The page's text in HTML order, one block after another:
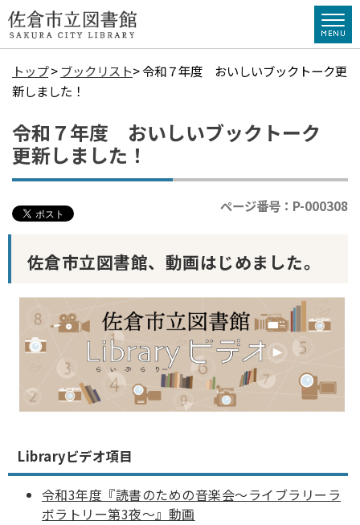
トップ> ブックリスト> 令和７年度 おいしいブックトーク更
新しました！
令和７年度 おいしいブックトーク
更新しました！
ページ番号：P-000308
佐倉市立図書館、動画はじめました。
Libraryビデオ項目
令和3年度『読書のための音楽会～ライブラリーラ
ボラトリー第3夜～』動画